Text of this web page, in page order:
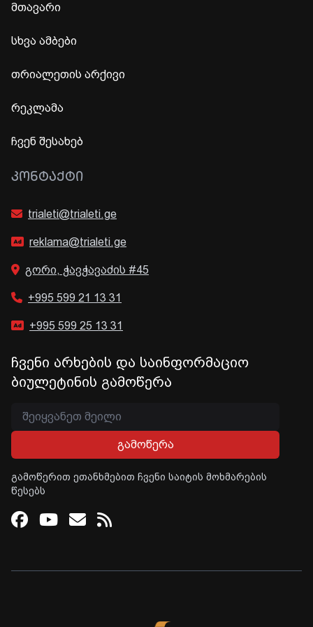
მთავარი
სხვა ამბები
თრიალეთის არქივი
რეკლამა
ჩვენ შესახებ
ᲙᲝᲜᲢᲐᲥᲢᲘ
trialeti@trialeti.ge
reklama@trialeti.ge
გორი, ჭავჭავაძის #45
+995 599 21 13 31
+995 599 25 13 31
ჩვენი არხების და საინფორმაციო
ბიულეტინის გამოწერა
გამოწერა
გამოწერით ეთანხმებით ჩვენი საიტის მოხმარების
წესებს
Facebook
Youtube
Email
RSS